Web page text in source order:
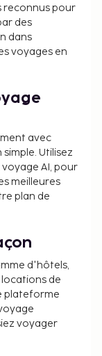
reconnus pour
des
dans
voyages en
avec
Utilisez
AI, pour
meilleures
plan de
d'hôtels,
de
plateforme
voyager